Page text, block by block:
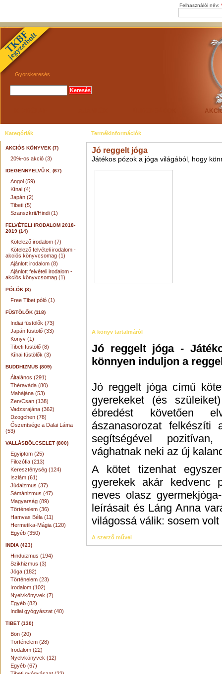
Felhasználói név:
Gyorskeresés
Kategóriák
AKCIÓS KÖNYVEK (7)
20%-os akció (3)
IDEGENNYELVŰ K. (67)
Angol (59)
Kínai (4)
Japán (2)
Tibeti (5)
Szanszkrit/Hindi (1)
FELVÉTELI IRODALOM 2018-
2019 (14)
Kötelező irodalom (7)
Kötelező felvételi irodalom -
akciós könyvcsomag (1)
Ajánlott irodalom (8)
Ajánlott felvételi irodalom -
akciós könyvcsomag (1)
PÓLÓK (3)
Free Tibet póló (1)
FÜSTÖLŐK (118)
Indiai füstölők (73)
Japán füstölő (33)
Könyv (1)
Tibeti füstölő (8)
Kínai füstölők (3)
BUDDHIZMUS (809)
Általános (291)
Théraváda (80)
Mahájána (53)
Zen/Csan (138)
Vadzsrajána (362)
Dzogchen (78)
Őszentsége a Dalai Láma
(53)
VALLÁSBÖLCSELET (800)
Egyiptom (25)
Filozófia (213)
Kereszténység (124)
Iszlám (61)
Júdaizmus (37)
Sámánizmus (47)
Magyarság (89)
Történelem (36)
Hamvas Béla (11)
Hermetika-Mágia (120)
Egyéb (350)
INDIA (423)
Hinduizmus (194)
Szikhizmus (3)
Jóga (182)
Történelem (23)
Irodalom (102)
Nyelvkönyvek (7)
Egyéb (82)
Indiai gyógyászat (40)
TIBET (130)
Bön (20)
Történelem (28)
Irodalom (22)
Nyelvkönyvek (12)
Egyéb (67)
Termékinformációk
Jó reggelt jóga
Játékos pózok a jóga világából, hogy
A könyv tartalmáról
Jó reggelt jóga -
könnyen induljon a
Jó reggelt jóga című
gyerekeket (és
ébredést követően
ászanasorozat
segítségével
vághatnak neki az új
A kötet tizenhat
gyerekek akár kedvenc
neves olasz
leírásait és Láng Anna
világossá válik: sosem
A szerző művei